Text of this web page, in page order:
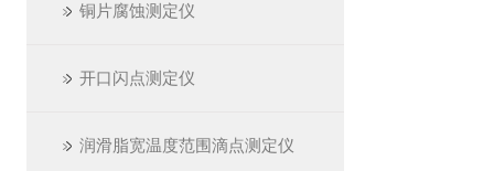
铜片腐蚀测定仪
开口闪点测定仪
润滑脂宽温度范围滴点测定仪